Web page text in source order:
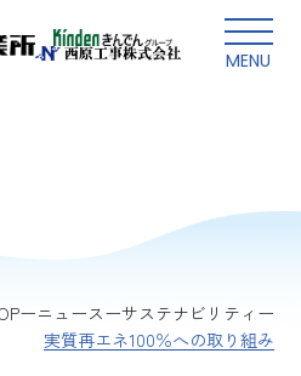
MENU
ニュース
サステナビリティ
実質再エネ100％への取り組み